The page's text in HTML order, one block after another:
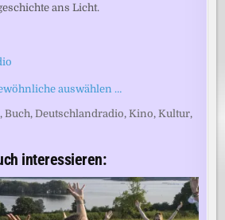
ans Licht.
auswählen …
, Buch, Deutschlandradio,Kino,Kultur,
interessieren: